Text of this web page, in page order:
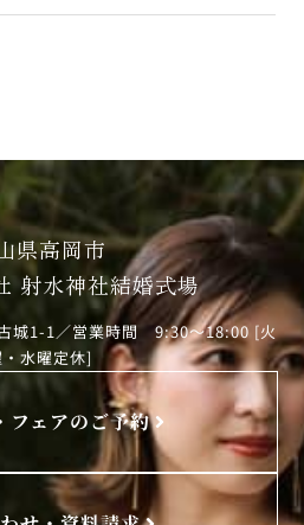
県高岡市
射水神社結婚式場
城1-1／営業時間 9:30～18:00 [火
・水曜定休]
フェアのご予約